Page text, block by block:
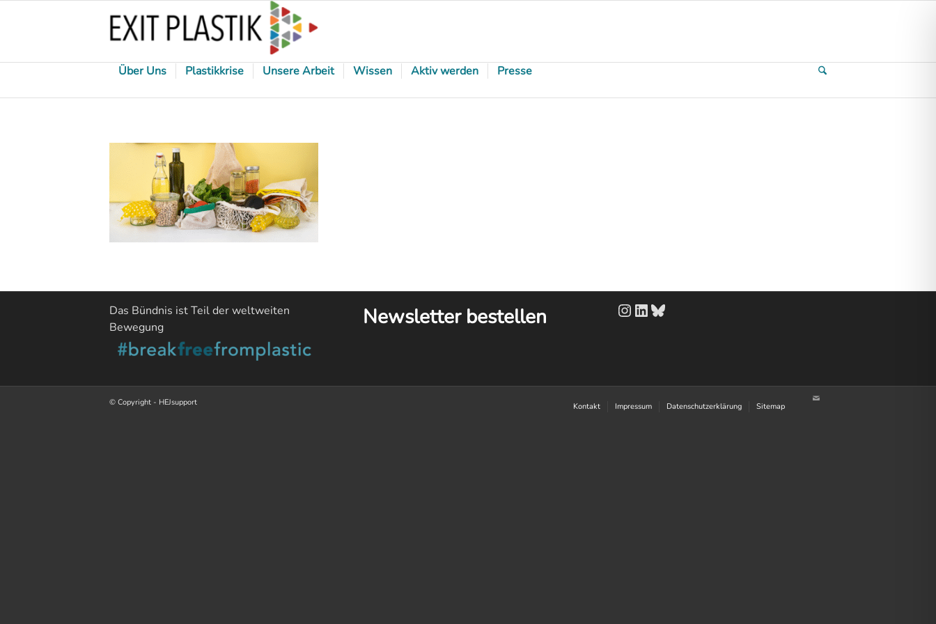
Über Uns Plastikkrise Unsere Arbeit Wissen Aktiv werden Presse
Das Bündnis ist Teil der weltweiten
Bewegung
Newsletter bestellen Instagram
LinkedIn
Bluesky
© Copyright - HEJsupport Kontakt Impressum Datenschutzerklärung Sitemap